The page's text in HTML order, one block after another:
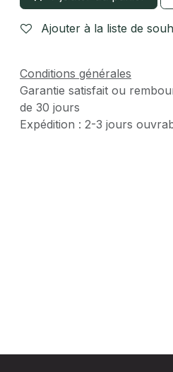
Ajouter à la liste de
Conditions générales
Garantie satisfait ou
de 30 jours
Expédition : 2-3 jours